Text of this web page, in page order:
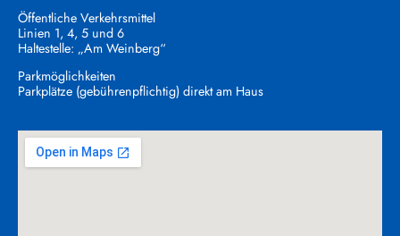
Öffentliche Verkehrsmittel
Linien 1, 4, 5 und 6
Haltestelle: „Am Weinberg“
Parkmöglichkeiten
Parkplätze (gebührenpflichtig) direkt am Haus